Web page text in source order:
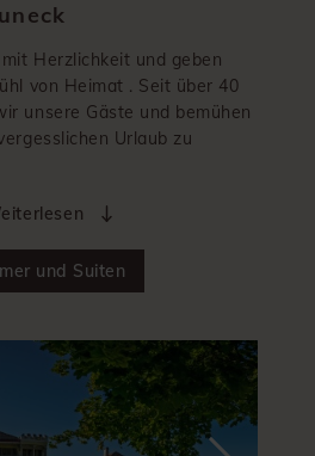
Herzlichkeit und geben
von Heimat . Seit über 40
unsere Gäste und bemühen
Urlaub zu
und Suiten